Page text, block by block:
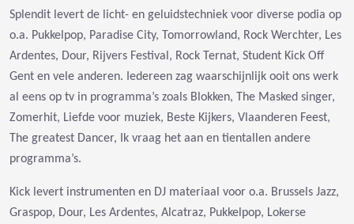
Splendit levert de licht- en geluidstechniek voor diverse podia op
o.a. Pukkelpop, Paradise City, Tomorrowland, Rock Werchter, Les
Ardentes, Dour, Rijvers Festival, Rock Ternat, Student Kick Off
Gent en vele anderen. Iedereen zag waarschijnlijk ooit ons werk
al eens op tv in programma’s zoals Blokken, The Masked singer,
Zomerhit, Liefde voor muziek, Beste Kijkers, Vlaanderen Feest,
The greatest Dancer, Ik vraag het aan en tientallen andere
programma’s.
Kick levert instrumenten en DJ materiaal voor o.a. Brussels Jazz,
Graspop, Dour, Les Ardentes, Alcatraz, Pukkelpop, Lokerse